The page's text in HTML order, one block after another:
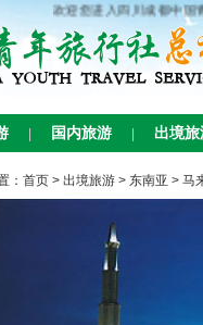
欢迎您进入四川成都中国
国内旅游 出境旅
： 首页 > 出境旅游 > 东南亚 > 马